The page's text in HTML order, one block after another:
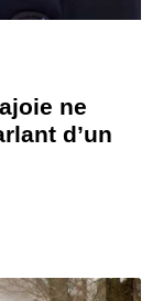
ne
d’un